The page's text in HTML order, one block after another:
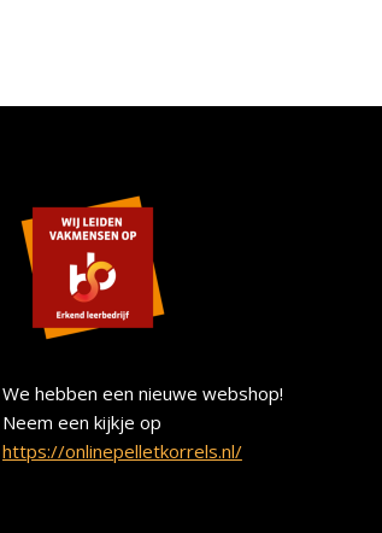
We hebben een nieuwe webshop!
Neem een kijkje op
https://onlinepelletkorrels.nl/